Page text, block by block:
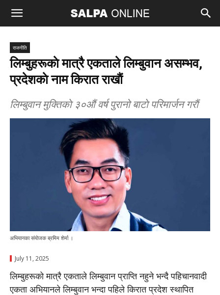
राजनीति
लिम्बुहरूकाे मात्रै एकताले लिम्बुवान असम्भव,
प्रदेशकाे नाम किरात राखाैं
लिम्बुवान मुक्तिकाे ३०औं वर्ष पुरानो बाटाे परिमार्जन गराैं
अभियानका संयाेजक ब्रमिम शेर्मा ।
July 11, 2025
लिम्बुहरूको मात्रै एकताले लिम्बुवान प्राप्ति नहुने भन्दै पहिचानवादी
एकता अभियानले लिम्बुवान भन्दा पहिले किरात प्रदेश स्थापित